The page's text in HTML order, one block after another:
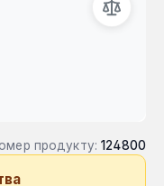
продукту: 124800